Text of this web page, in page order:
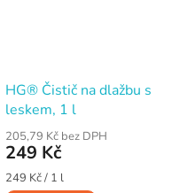
HG® Čistič na dlažbu s
leskem, 1 l
205,79 Kč bez DPH
249 Kč
Měrná
249 Kč / 1 l